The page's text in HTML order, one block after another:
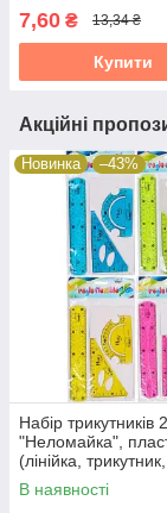
65324
7,60 ₴ 13,34 ₴
Купити
Акційні
Новинка –43%
Набір трикутників
"Неломайка",
(лінійка, трикутник,
транспортир)
В наявності